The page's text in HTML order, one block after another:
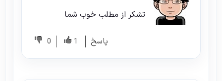
تشکر از مطلب خوب شما
پاسخ 1
0